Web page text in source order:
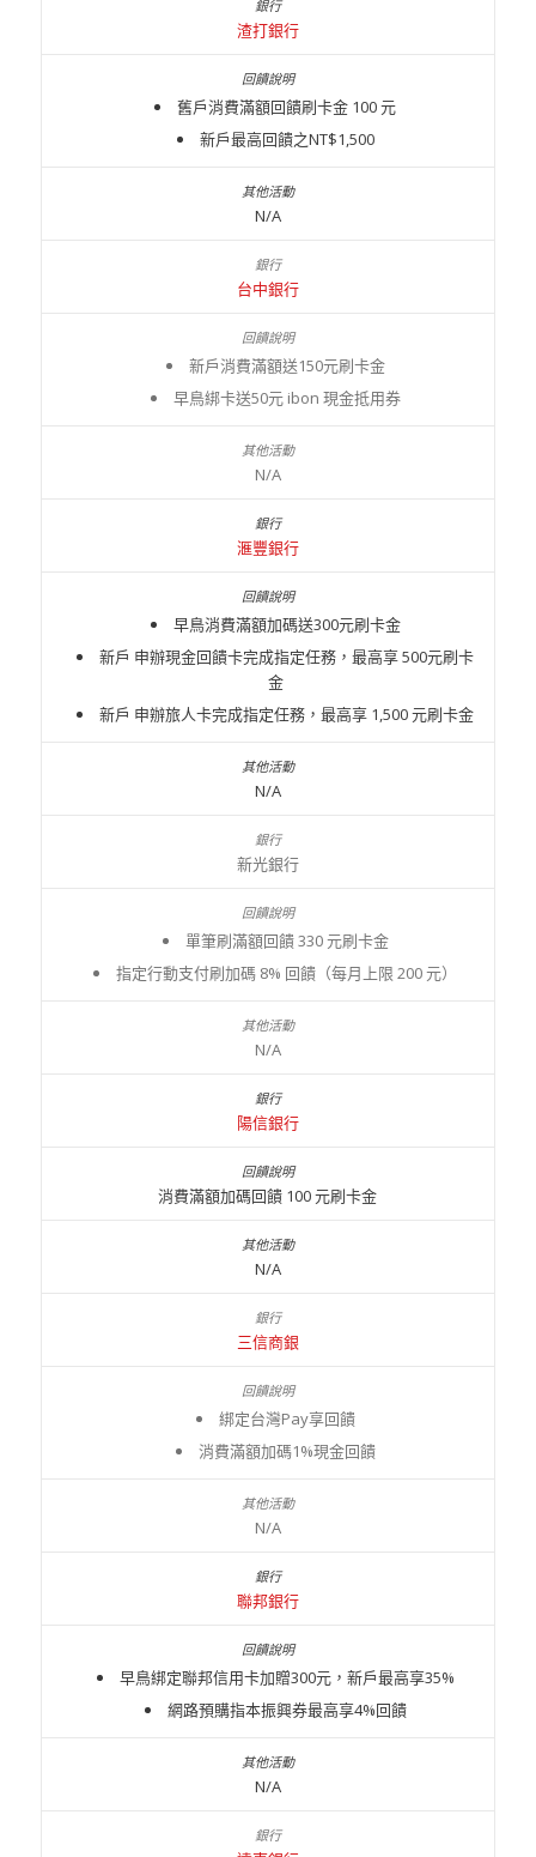
渣打銀行
舊戶消費滿額回饋刷卡金 100 元
新戶最高回饋之NT$1,500
N/A
台中銀行
新戶消費滿額送150元刷卡金
早鳥綁卡送50元 ibon 現金抵用券
N/A
滙豐銀行
早鳥消費滿額加碼送300元刷卡金
新戶 申辦現金回饋卡完成指定任務，最高享 500元刷卡
金
新戶 申辦旅人卡完成指定任務，最高享 1,500 元刷卡金
N/A
新光銀行
單筆刷滿額回饋 330 元刷卡金
指定行動支付刷加碼 8% 回饋（每月上限 200 元）
N/A
陽信銀行
消費滿額加碼回饋 100 元刷卡金
N/A
三信商銀
綁定台灣Pay享回饋
消費滿額加碼1%現金回饋
N/A
聯邦銀行
早鳥綁定聯邦信用卡加贈300元，新戶最高享35%
網路預購指本振興券最高享4%回饋
N/A